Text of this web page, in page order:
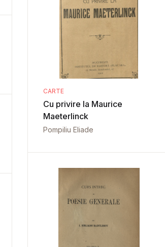
CARTE
Cu privire la Maurice
Maeterlinck
Pompiliu Eliade